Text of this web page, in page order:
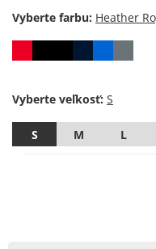
Vyberte farbu:
Vyberte veľkosť:
S M L